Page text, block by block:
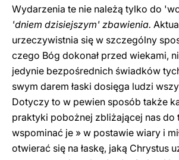
Wydarzenia te nie należą tylko do
'dniem dzisiejszym' zbawienia.
urzeczywistnia się w szczególny
czego Bóg dokonał przed wiekami,
jedynie bezpośrednich świadków
swym darem łaski dosięga ludzi
Dotyczy to w pewien sposób także
praktyki pobożnej zbliżającej nas do
wspominać je » w postawie wiary i
otwierać się na łaskę, jaką Chrystus